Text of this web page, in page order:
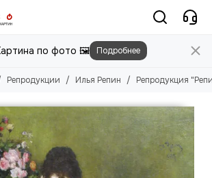
по фото 🖼️ Подробнее
Репродукции Илья Репин Репродукция